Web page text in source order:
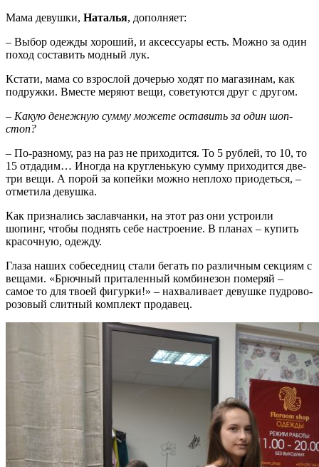
Мама девушки, Наталья, дополняет:
– Выбор одежды хороший, и аксессуары есть. Можно за один
поход составить модный лук.
Кстати, мама со взрослой дочерью ходят по магазинам, как
подружки. Вместе меряют вещи, советуются друг с другом.
– Какую денежную сумму можете оставить за один шоп-
стоп?
– По-разному, раз на раз не приходится. То 5 рублей, то 10, то
15 отдадим… Иногда на кругленькую сумму приходится две-
три вещи. А порой за копейки можно неплохо приодеться, –
отметила девушка.
Как признались заславчанки, на этот раз они устроили
шопинг, чтобы поднять себе настроение. В планах – купить
красочную, одежду.
Глаза наших собеседниц стали бегать по различным секциям с
вещами. «Брючный приталенный комбинезон померяй –
самое то для твоей фигурки!» – нахваливает девушке пудрово-
розовый слитный комплект продавец.